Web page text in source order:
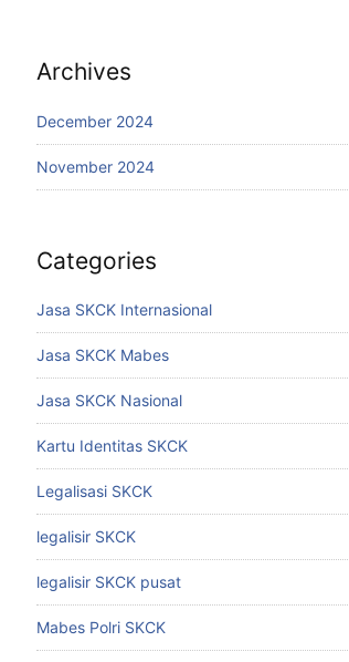
Archives
December 2024
November 2024
Categories
Jasa SKCK Internasional
Jasa SKCK Mabes
Jasa SKCK Nasional
Kartu Identitas SKCK
Legalisasi SKCK
legalisir SKCK
legalisir SKCK pusat
Mabes Polri SKCK